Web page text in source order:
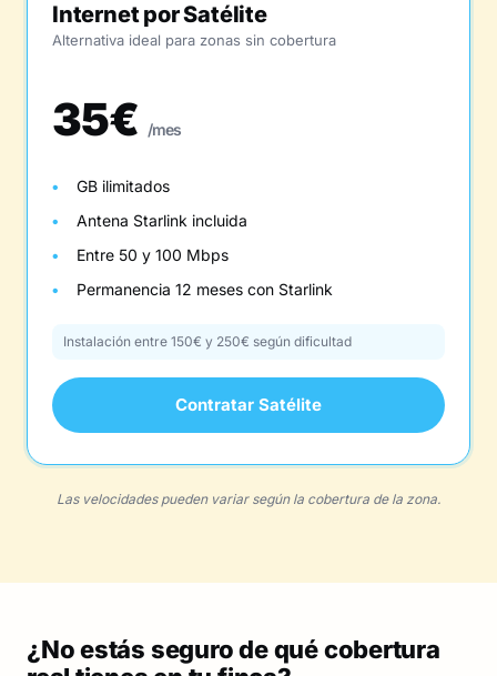
Internet por Satélite
Alternativa ideal para zonas sin cobertura
35€ /mes
GB ilimitados
Antena Starlink incluida
Entre 50 y 100 Mbps
Permanencia 12 meses con Starlink
Instalación entre 150€ y 250€ según dificultad
Contratar Satélite
Las velocidades pueden variar según la cobertura de la zona.
¿No estás seguro de qué cobertura